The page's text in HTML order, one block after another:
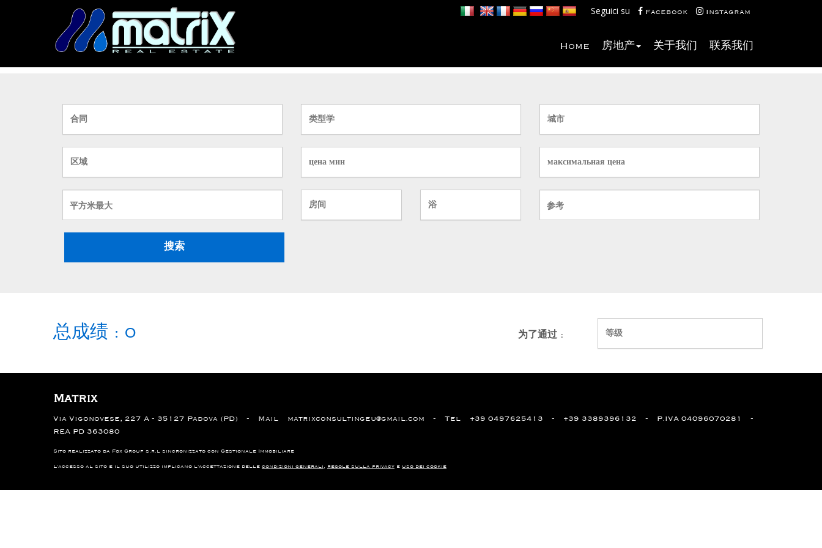
Seguici su Facebook Instagram
Home 房地产 关于我们 联系我们
合同 类型学 城市
区域 цена мин максимальная цена
房间 浴
总成绩 : 0 为了通过 : 等级
Matrix
Via Vigonovese, 227 A - 35127 Padova (PD) Mail matrixconsultingeu@gmail.com Tel +39 0497625413 +39 3389396132 P.IVA 04096070281
REA PD 363080
Sito realizzato da Fox Group s.r.l sincronizzato con Gestionale Immobiliare
L'accesso al sito e il suo utilizzo implicano l'accettazione delle condizioni generali regole sulla privacy e uso dei cookie